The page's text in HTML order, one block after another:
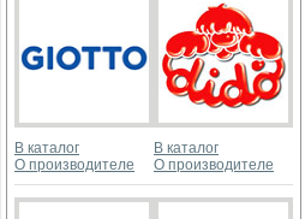
В каталог
О производителе
В каталог
О производителе